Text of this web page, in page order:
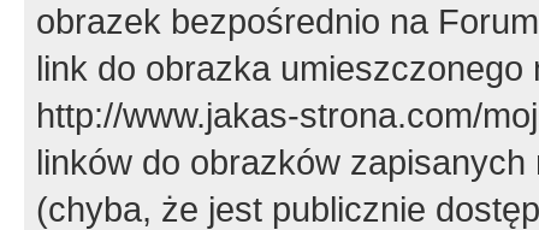
obrazek bezpośrednio na
link do obrazka
http://www.jakas-strona.com/
linków do obrazków
(chyba, że jest publicznie